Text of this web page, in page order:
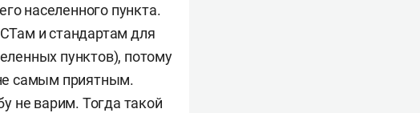
населенного пункта.
и стандартам для
пунктов), потому
самым приятным.
не варим. Тогда такой